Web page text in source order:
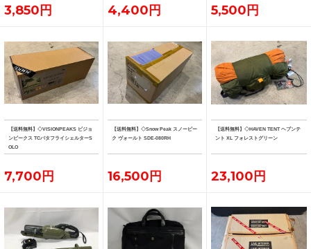
3,850円 4,400円 5,500円
【送料無料】◇VISIONPEAKS ビジョ
ンピークス TCバタフライシェルターS
OLO
7,700円
【送料無料】◇Snow Peak スノーピー
ク ヴォールト SDE-080RH
16,500円
【送料無料】◇HAVEN TENT ヘブンテ
ント XL フォレストグリーン
23,100円